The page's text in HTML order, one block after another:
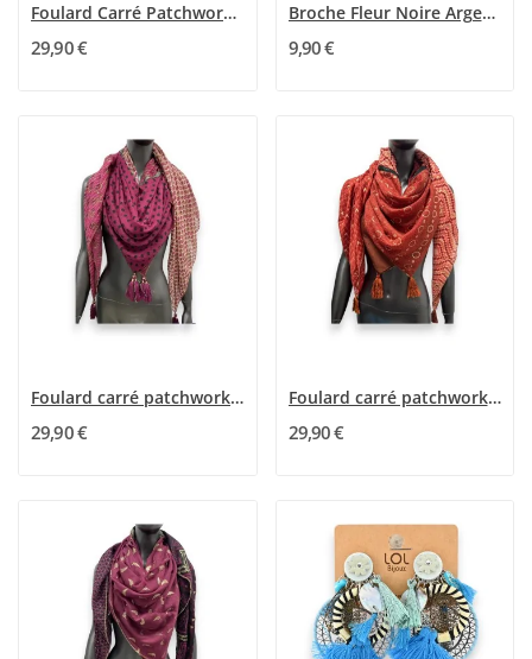
Foulard Carré Patchwork Multiface Bleu...
29,90 €
Broche Fleur Noire Argentée Aimantée
9,90 €
Foulard carré patchwork framboise pois et fleurs
29,90 €
Foulard carré patchwork ethnique brique
29,90 €